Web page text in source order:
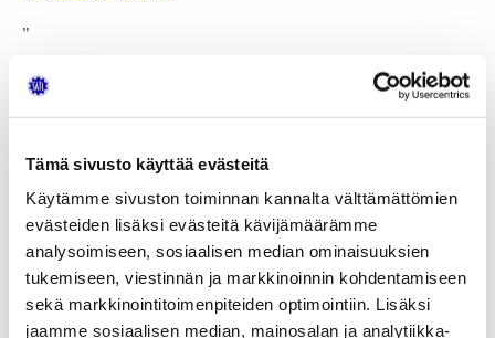
Tämä sivusto käyttää evästeitä
Käytämme sivuston toiminnan kannalta välttämättömien
evästeiden lisäksi evästeitä kävijämäärämme
analysoimiseen, sosiaalisen median ominaisuuksien
tukemiseen, viestinnän ja markkinoinnin kohdentamiseen
sekä markkinointitoimenpiteiden optimointiin. Lisäksi
jaamme sosiaalisen median, mainosalan ja analytiikka-
KATEGORIAT
Uutiset
”
Jaa:
Artikkelien
selaus
Vuoden 2011 EAEC kongressi pidettiin Valenciassa
Koulutukset